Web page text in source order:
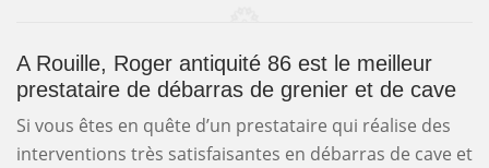
A Rouille, Roger antiquité 86 est le meilleur
prestataire de débarras de grenier et de cave
Si vous êtes en quête d’un prestataire qui réalise des
interventions très satisfaisantes en débarras de cave et